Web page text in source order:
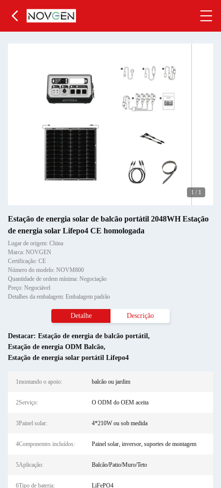
1 / 1
Estação de energia solar de balcão portátil 2048WH Estação
de energia solar Lifepo4 CE homologada
Lugar de origem: China
Marca: NOVGEN
Certificação: CE
Número do modelo: NOVM800
Quantidade de ordem mínima: Negociação
Preço: Negociável
Detalhes da embalagem: Embalagem padrão
Detalhe Descrição
Destacar: Estação de energia de balcão portátil,
Estação de energia ODM Balcão,
Estação de energia solar portátil Lifepo4
1montando o apoio: balcão ou jardim
2Serviço: O ODM do OEM aceita
3Painel solar: 4*210W ou sob medida
4Componentes incluídos: Painel solar, inversor, suportes de montagem
5Aplicação: Balcão/Patio/Muro/Teto
6Tipo de bateria: LiFePO4